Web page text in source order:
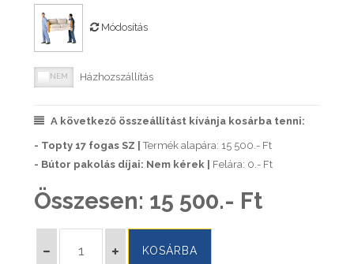
Módosítás
Házhozszállítás
A következő összeállítást kívánja kosárba tenni:
- Topty 17 fogas SZ |Termék alapára: 15 500.- Ft
- Bútor pakolás díjai: Nem kérek |
Felára: 0.- Ft
Összesen: 15 500.- Ft